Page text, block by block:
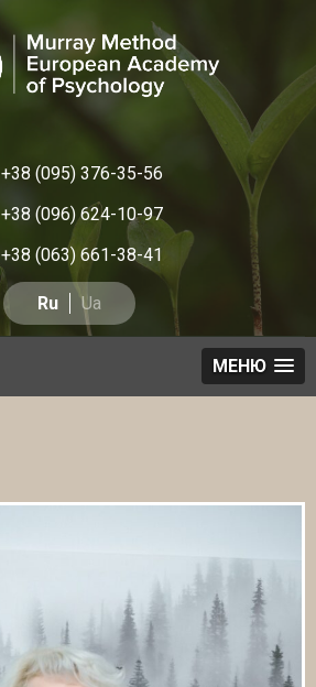
+38 (095) 376-35-56
+38 (096) 624-10-97
+38 (063) 661-38-41
Ru Ua
МЕНЮ